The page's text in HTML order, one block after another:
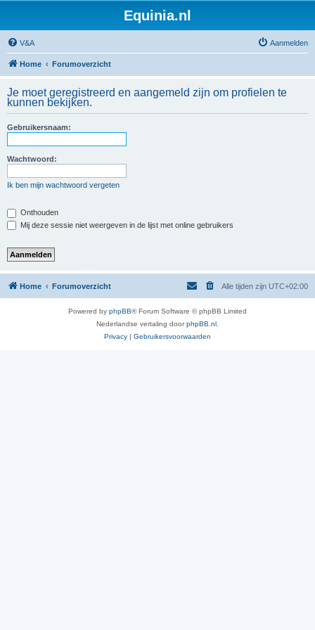
Equinia.nl
V&A Aanmelden
Home Forumoverzicht
Je moet geregistreerd en aangemeld zijn om profielen te
kunnen bekijken.
Gebruikersnaam:
Wachtwoord:
Ik ben mijn wachtwoord vergeten
Onthouden
Mij deze sessie niet weergeven in de lijst met online gebruikers
Home Forumoverzicht Alle tijden zijn UTC+02:00
Powered by phpBB® Forum Software © phpBB Limited
Nederlandse vertaling doorphpBB.nl.
Privacy | Gebruikersvoorwaarden